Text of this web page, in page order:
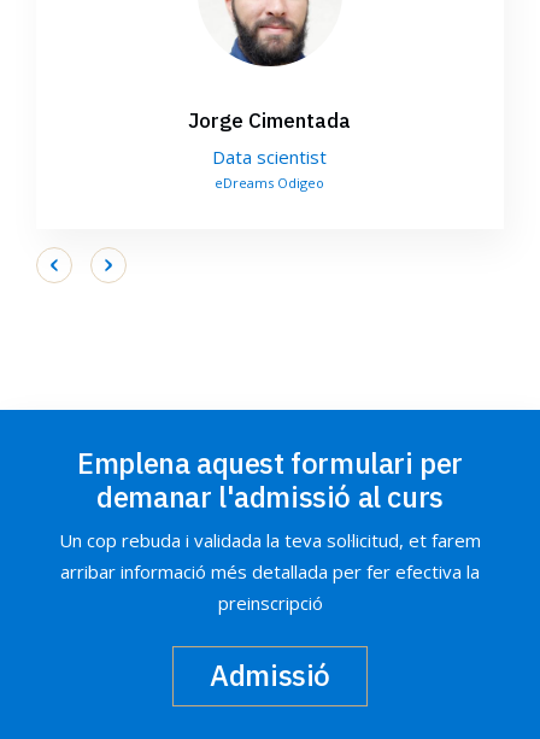
Previous
Jorge Cimentada
Data scientist
eDreams Odigeo
Next
Emplena aquest formulari per
demanar l'admissió al curs
Un cop rebuda i validada la teva sol·licitud, et farem
arribar informació més detallada per fer efectiva la
preinscripció
Admissió